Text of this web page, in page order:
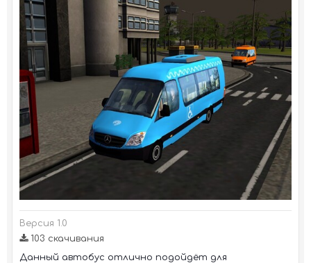
Версия 1.0
103 скачивания
Данный автобус отлично подойдёт для